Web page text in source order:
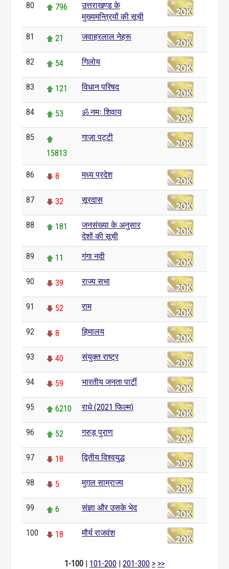
80 796
उत्तराखण्ड के
मुख्यमन्त्रियों की सूची
81 21 जवाहरलाल नेहरू
82 54 गिलोय
83 121 विधान परिषद
84 53 ॐ नमः शिवाय
85
15813
गाज़ा पट्टी
86 8 मध्य प्रदेश
87 32 सूरदास
88 181
जनसंख्या के अनुसार
देशों की सूची
89 11 गंगा नदी
90 39 राज्य सभा
91 52 राम
92 8 हिमालय
93 40 संयुक्त राष्ट्र
94 59 भारतीय जनता पार्टी
95 6210 राधे (2021 फिल्म)
96 52 गरुड़ पुराण
97 18 द्वितीय विश्वयुद्ध
98 5 मुग़ल साम्राज्य
99 6 संज्ञा और उसके भेद
100 18 मौर्य राजवंश
1-100 | 101-200 | 201-300 > >>